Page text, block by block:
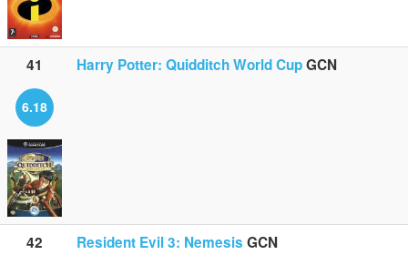
41 Harry Potter: Quidditch World CupGCN
6.18
42 Resident Evil 3: Nemesis GCN